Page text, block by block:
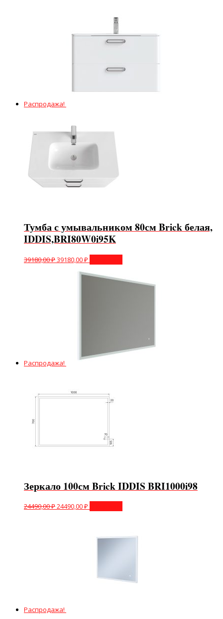
Распродажа!
Тумба с умывальником 80см Brick белая,
IDDIS,BRI80W0i95K
39180,00₽39180,00₽
Распродажа!
Зеркало 100см Brick IDDIS BRI1000i98
24490,00₽24490,00₽
Распродажа!